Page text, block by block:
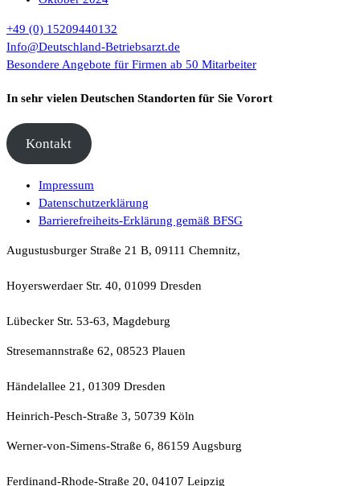
+49 (0) 15209440132
Info@Deutschland-Betriebsarzt.de
Besondere Angebote für Firmen ab 50 Mitarbeiter
In sehr vielen Deutschen Standorten für Sie Vorort
Kontakt
Impressum
Datenschutzerklärung
Barrierefreiheits-Erklärung gemäß BFSG
Augustusburger Straße 21 B, 09111 Chemnitz,
Hoyerswerdaer Str. 40, 01099 Dresden
Lübecker Str. 53-63, Magdeburg
Stresemannstraße 62, 08523 Plauen
Händelallee 21, 01309 Dresden
Heinrich-Pesch-Straße 3, 50739 Köln
Werner-von-Simens-Straße 6, 86159 Augsburg
Ferdinand-Rhode-Straße 20, 04107 Leipzig